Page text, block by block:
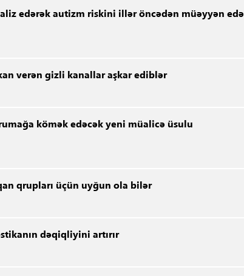
edərək autizm riskini illər öncədən müəyyən edə
verən gizli kanallar aşkar ediblər
kömək edəcək yeni müalicə üsulu
qrupları üçün uyğun ola bilər
dəqiqliyini artırır